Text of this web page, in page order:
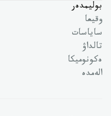
بوليمدەر
وقيعا
ساياسات
تالداۋ
ەكونوميكا
الەمدە